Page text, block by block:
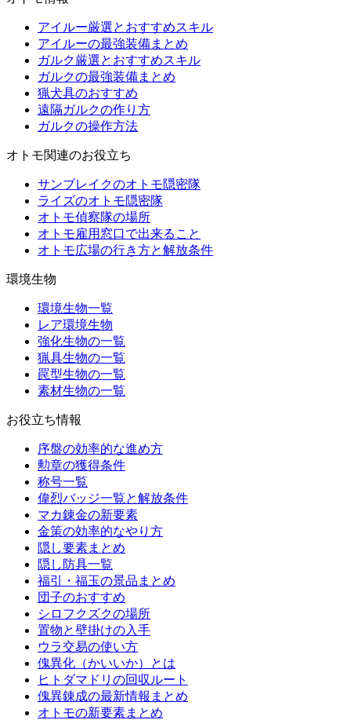
アイルー厳選とおすすめスキル
アイルーの最強装備まとめ
ガルク厳選とおすすめスキル
ガルクの最強装備まとめ
猟犬具のおすすめ
遠隔ガルクの作り方
ガルクの操作方法
オトモ関連のお役立ち
サンブレイクのオトモ隠密隊
ライズのオトモ隠密隊
オトモ偵察隊の場所
オトモ雇用窓口で出来ること
オトモ広場の行き方と解放条件
環境生物
環境生物一覧
レア環境生物
強化生物の一覧
猟具生物の一覧
罠型生物の一覧
素材生物の一覧
お役立ち情報
序盤の効率的な進め方
勲章の獲得条件
称号一覧
偉烈バッジ一覧と解放条件
マカ錬金の新要素
金策の効率的なやり方
隠し要素まとめ
隠し防具一覧
福引・福玉の景品まとめ
団子のおすすめ
シロフクズクの場所
置物と壁掛けの入手
ウラ交易の使い方
傀異化（かいいか）とは
ヒトダマドリの回収ルート
傀異錬成の最新情報まとめ
オトモの新要素まとめ